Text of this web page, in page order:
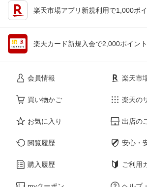
楽天市場アプリ新規利用で1,000ポ
楽天カード新規入会で2,000ポイント
会員情報
買い物かご
お気に入り
閲覧履歴
購入履歴
楽天市
楽天の
出店の
安心・
ご利用